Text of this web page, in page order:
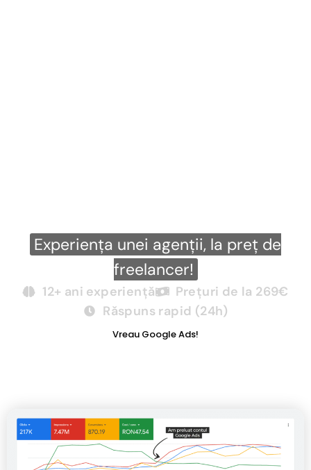
Experiența unei agenții, la preț de
freelancer!
12+ ani experiență
Prețuri de la 269€
Răspuns rapid (24h)
Vreau Google Ads!